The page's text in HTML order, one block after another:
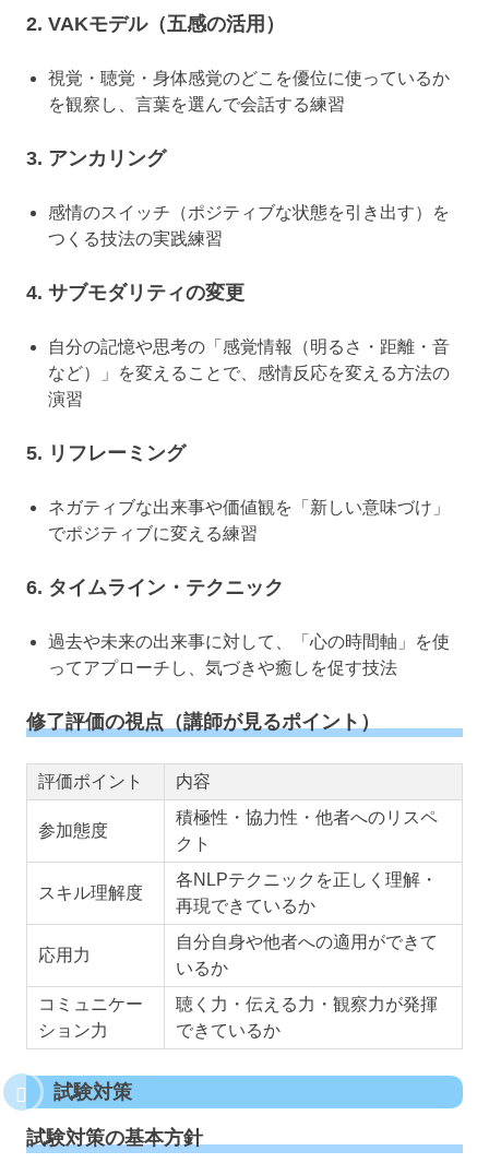
2. VAKモデル（五感の活用）
視覚・聴覚・身体感覚のどこを優位に使っているか
を観察し、言葉を選んで会話する練習
3. アンカリング
感情のスイッチ（ポジティブな状態を引き出す）を
つくる技法の実践練習
4. サブモダリティの変更
自分の記憶や思考の「感覚情報（明るさ・距離・音
など）」を変えることで、感情反応を変える方法の
演習
5. リフレーミング
ネガティブな出来事や価値観を「新しい意味づけ」
でポジティブに変える練習
6. タイムライン・テクニック
過去や未来の出来事に対して、「心の時間軸」を使
ってアプローチし、気づきや癒しを促す技法
修了評価の視点（講師が見るポイント）
評価ポイント 内容
参加態度
積極性・協力性・他者へのリスペ
クト
スキル理解度
各NLPテクニックを正しく理解・
再現できているか
応用力
自分自身や他者への適用ができて
いるか
コミュニケー
ション力
聴く力・伝える力・観察力が発揮
できているか
試験対策
試験対策の基本方針